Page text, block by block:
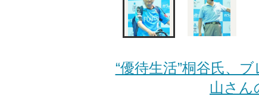
“優待生活”桐谷氏、
山さん